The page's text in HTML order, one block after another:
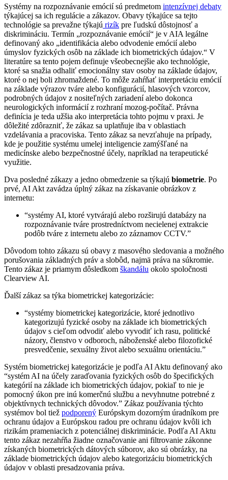
Systémy na rozpoznávanie emócií sú predmetom intenzívnej debaty
týkajúcej sa ich regulácie a zákazov. Obavy týkajúce sa tejto
technológie sa prevažne týkajú rizík pre ľudskú dôstojnosť a
diskrimináciu. Termín „rozpoznávanie emócií“ je v AIA legálne
definovaný ako „identifikácia alebo odvodenie emócií alebo
úmyslov fyzických osôb na základe ich biometrických údajov.“ V
literatúre sa tento pojem definuje všeobecnejšie ako technológie,
ktoré sa snažia odhaliť emocionálny stav osoby na základe údajov,
ktoré o nej boli zhromaždené. To môže zahŕňať interpretáciu emócií
na základe výrazov tváre alebo konfigurácií, hlasových vzorcov,
podrobných údajov z nositeľných zariadení alebo dokonca
neurologických informácií z rozhraní mozog-počítač. Právna
definícia je teda užšia ako interpretácia tohto pojmu v praxi. Je
dôležité zdôrazniť, že zákaz sa uplatňuje iba v oblastiach
vzdelávania a pracoviska. Tento zákaz sa nevzťahuje na prípady,
kde je použitie systému umelej inteligencie zamýšľané na
medicínske alebo bezpečnostné účely, napríklad na terapeutické
využitie.
Dva posledné zákazy a jedno obmedzenie sa týkajú biometrie. Po
prvé, AI Akt zavádza úplný zákaz na získavanie obrázkov z
internetu:
“systémy AI, ktoré vytvárajú alebo rozširujú databázy na
rozpoznávanie tváre prostredníctvom necielenej extrakcie
podôb tváre z internetu alebo zo záznamov CCTV.”
Dôvodom tohto zákazu sú obavy z masového sledovania a možného
porušovania základných práv a slobôd, najmä práva na súkromie.
Tento zákaz je priamym dôsledkom škandálu okolo spoločnosti
Clearview AI.
Ďalší zákaz sa týka biometrickej kategorizácie:
“systémy biometrickej kategorizácie, ktoré jednotlivo
kategorizujú fyzické osoby na základe ich biometrických
údajov s cieľom odvodiť alebo vyvodiť ich rasu, politické
názory, členstvo v odboroch, náboženské alebo filozofické
presvedčenie, sexuálny život alebo sexuálnu orientáciu.”
Systém biometrickej kategorizácie je podľa AI Aktu definovaný ako
“systém AI na účely zaraďovania fyzických osôb do špecifických
kategórií na základe ich biometrických údajov, pokiaľ to nie je
pomocný úkon pre inú komerčnú službu a nevyhnutne potrebné z
objektívnych technických dôvodov.” Zákaz používania týchto
systémov bol tiež podporený Európskym dozorným úradníkom pre
ochranu údajov a Európskou radou pre ochranu údajov kvôli ich
rizikám prameniacich z potenciálnej diskriminácie. Podľa AI Aktu
tento zákaz nezahŕňa žiadne označovanie ani filtrovanie zákonne
získaných biometrických dátových súborov, ako sú obrázky, na
základe biometrických údajov alebo kategorizáciu biometrických
údajov v oblasti presadzovania práva.